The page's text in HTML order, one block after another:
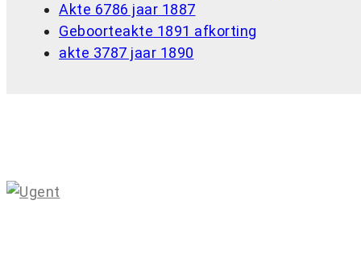
Akte 6786 jaar 1887
Geboorteakte 1891 afkorting
akte 3787 jaar 1890